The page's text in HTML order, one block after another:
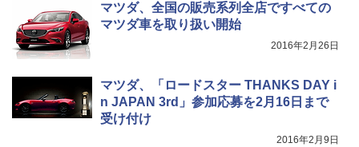
マツダ、全国の販売系列全店ですべての
マツダ車を取り扱い開始
2016年2月26日
マツダ、「ロードスター THANKS DAY i
n JAPAN 3rd」参加応募を2月16日まで
受け付け
2016年2月9日